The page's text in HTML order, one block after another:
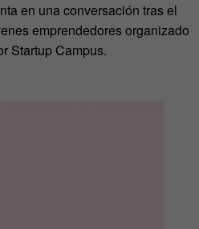
en una conversación tras el
emprendedores organizado
Startup Campus.